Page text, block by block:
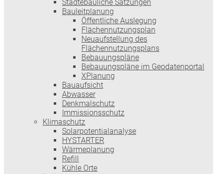
Städtebauliche Satzungen
Bauleitplanung
Öffentliche Auslegung
Flächennutzungsplan
Neuaufstellung des
Flächennutzungsplans
Bebauungspläne
Bebauungspläne im Geodatenportal
XPlanung
Bauaufsicht
Abwasser
Denkmalschutz
Immissionsschutz
Klimaschutz
Solarpotentialanalyse
HYSTARTER
Wärmeplanung
Refill
Kühle Orte